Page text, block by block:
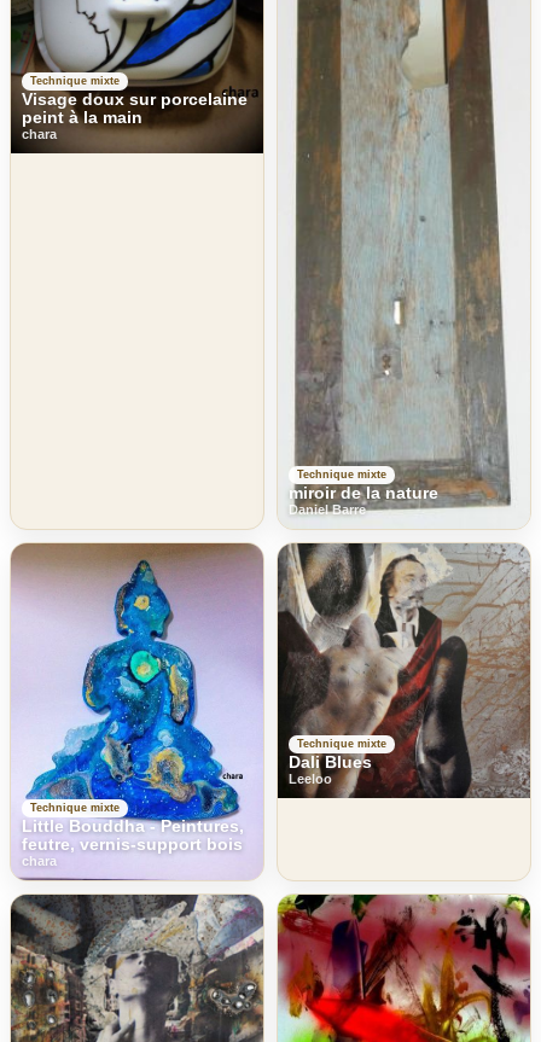
Technique mixte
Visage doux sur porcelaine
peint à la main
chara
Technique mixte
miroir de la nature
Daniel Barre
Technique mixte
Little Bouddha - Peintures,
feutre, vernis-support bois
chara
Technique mixte
Dali Blues
Leeloo